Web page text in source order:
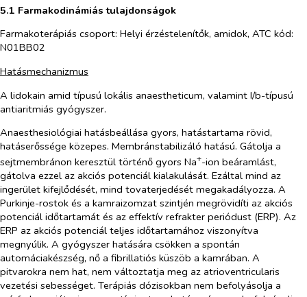
5.1 Farmakodinámiás tulajdonságok
Farmakoterápiás csoport: Helyi érzéstelenítők, amidok, ATC kód:
N01BB02
Hatásmechanizmus
A lidokain amid típusú lokális anaestheticum, valamint I/b-típusú
antiaritmiás gyógyszer.
Anaesthesiológiai hatásbeállása gyors, hatástartama rövid,
hatáserőssége közepes. Membránstabilizáló hatású. Gátolja a
sejtmembránon keresztül történő gyors Na+-ion beáramlást,
gátolva ezzel az akciós potenciál kialakulását. Ezáltal mind az
ingerület kifejlődését, mind tovaterjedését megakadályozza. A
Purkinje-rostok és a kamraizomzat szintjén megrövidíti az akciós
potenciál időtartamát és az effektív refrakter periódust (ERP). Az
ERP az akciós potenciál teljes időtartamához viszonyítva
megnyúlik. A gyógyszer hatására csökken a spontán
automáciakészség, nő a fibrillatiós küszöb a kamrában. A
pitvarokra nem hat, nem változtatja meg az atrioventricularis
vezetési sebességet. Terápiás dózisokban nem befolyásolja a